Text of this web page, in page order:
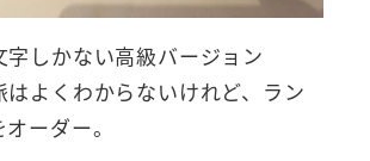
字しかない高級バージョン
はよくわからないけれど、ラン
ーダー。